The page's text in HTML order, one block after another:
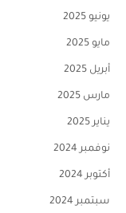
يونيو 2025
مايو 2025
أبريل 2025
مارس 2025
يناير 2025
نوفمبر 2024
أكتوبر 2024
سبتمبر 2024